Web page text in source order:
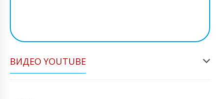
ВИДЕО YOUTUBE